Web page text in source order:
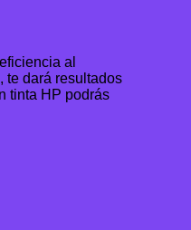
al
te dará resultados
tinta HP podrás